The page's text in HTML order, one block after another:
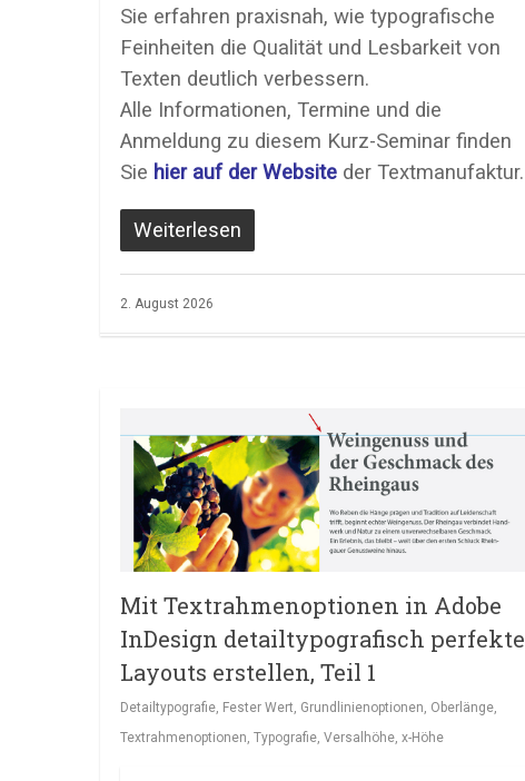
Sie erfahren praxisnah, wie typografische
Feinheiten die Qualität und Lesbarkeit von
Texten deutlich verbessern.
Alle Informationen, Termine und die
Anmeldung zu diesem Kurz-Seminar finden
Sie hier auf der Website der Textmanufaktur.
Weiterlesen
2. August 2026
Mit Textrahmenoptionen in Adobe
InDesign detailtypografisch perfekte
Layouts erstellen, Teil 1
Detailtypografie Fester Wert Grundlinienoptionen Oberlänge
Textrahmenoptionen Typografie Versalhöhe x-Höhe